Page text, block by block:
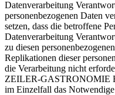
Datenverarbeitung
personenbezogenen Daten
setzen, dass die betroffene
Datenverarbeitung
zu diesen
Replikationen dieser
die Verarbeitung nicht
ZEILER-GASTRONOMIE
im Einzelfall das Notwendige